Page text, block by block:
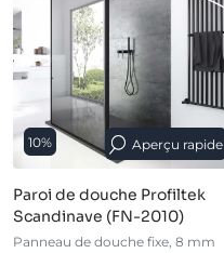
10% Aperçu rapide
Paroi de douche Profiltek
Scandinave (FN-2010)
Panneau de douche fixe, 8 mm